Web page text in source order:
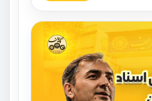
عملی ارائه شده است.